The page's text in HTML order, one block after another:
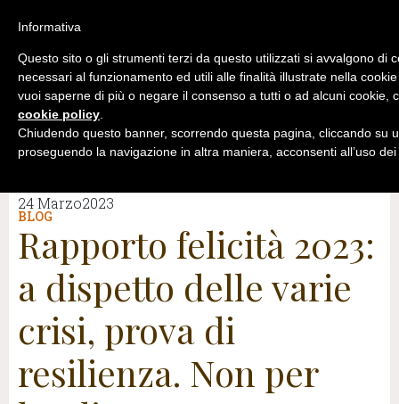
24 Marzo2023
BLOG
Rapporto felicità 2023:
a dispetto delle varie
crisi, prova di
resilienza. Non per
Informativa
Questo sito o gli strumenti terzi da questo utilizzati si avvalgono di
necessari al funzionamento ed utili alle finalità illustrate nella
vuoi saperne di più o negare il consenso a tutti o ad alcuni cookie,
cookie policy.
Chiudendo questo banner, scorrendo questa pagina, cliccando su
proseguendo la navigazione in altra maniera, acconsenti all’uso